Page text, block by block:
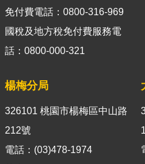
視
訊
屋
稅
2.0
免付費電話：0800-316-969
國稅及地方稅免付費服務電
話：0800-000-321
楊梅分局
326101 桃園市楊梅區中山路
212號
電話：(03)478-1974